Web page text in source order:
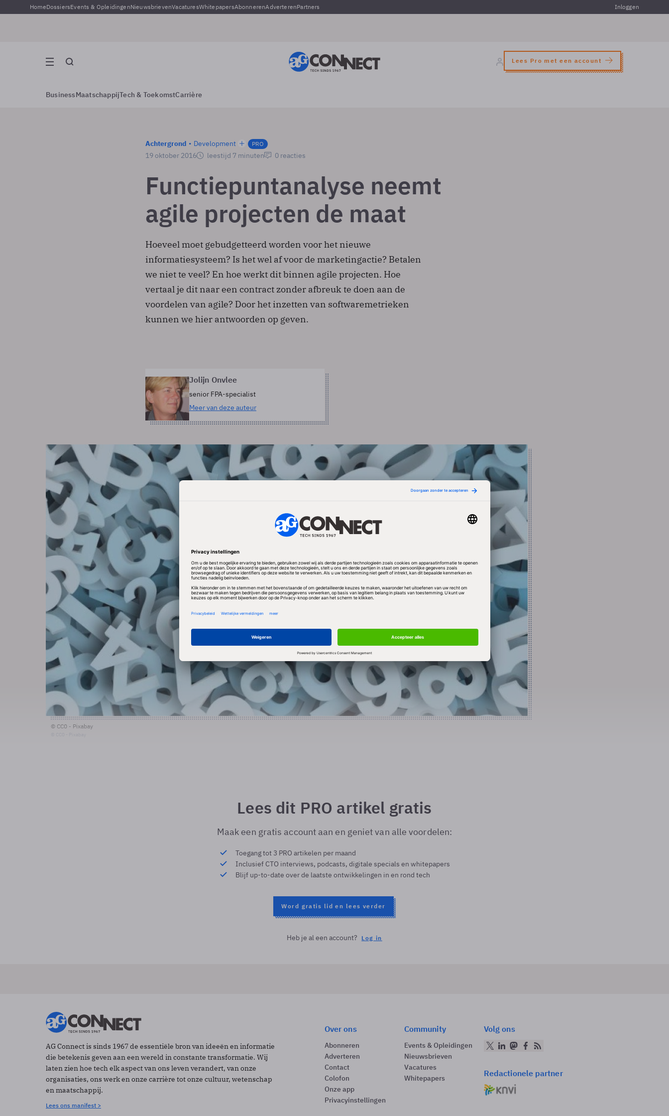
HomeDossiersEvents & OpleidingenNieuwsbrievenVacaturesWhitepapersAbonnerenAdverterenPartners Inloggen
Lees Pro met een account
BusinessMaatschappijTech & ToekomstCarrière
Achtergrond Development PRO
19 oktober 2016 leestijd 7 minuten 0 reacties
Functiepuntanalyse neemt
agile projecten de maat
Hoeveel moet gebudgetteerd worden voor het nieuwe
informatiesysteem? Is het wel af voor de marketingactie? Betalen
we niet te veel? En hoe werkt dit binnen agile projecten. Hoe
vertaal je dit naar een contract zonder afbreuk te doen aan de
voordelen van agile? Door het inzetten van softwaremetrieken
kunnen we hier antwoorden op geven.
Jolijn Onvlee
senior FPA-specialist
Meer van deze auteur
© CC0 - Pixabay
Lees dit PRO artikel gratis
Maak een gratis account aan en geniet van alle voordelen:
Toegang tot 3 PRO artikelen per maand
Inclusief CTO interviews, podcasts, digitale specials en whitepapers
Blijf up-to-date over de laatste ontwikkelingen in en rond tech
Word gratis lid en lees verder
Heb je al een account? Log in
AG Connect is sinds 1967 de essentiële bron van ideeën en informatie
die betekenis geven aan een wereld in constante transformatie. Wij
laten zien hoe tech elk aspect van ons leven verandert, van onze
organisaties, ons werk en onze carrière tot onze cultuur, wetenschap
en maatschappij.
Lees ons manifest >
Over ons
Abonneren
Adverteren
Contact
Colofon
Onze app
Privacyinstellingen
Community
Events & Opleidingen
Nieuwsbrieven
Vacatures
Whitepapers
Volg ons
Redactionele partner